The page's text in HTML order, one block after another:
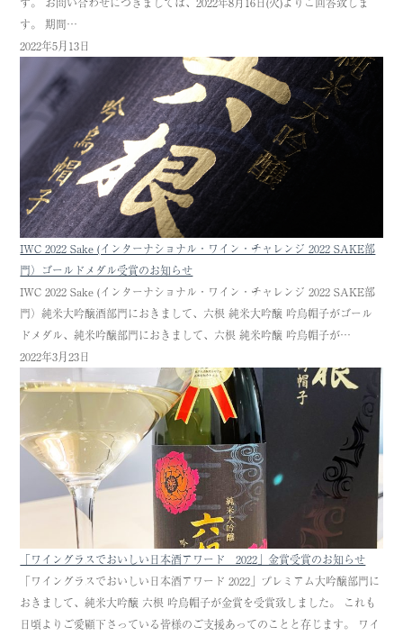
す。 期間…
2022年5月13日
IWC 2022 Sake (インターナショナル・ワイン・チャレンジ 2022 SAKE部
門）ゴールドメダル受賞のお知らせ
IWC 2022 Sake (インターナショナル・ワイン・チャレンジ 2022 SAKE部
門）純米大吟醸酒部門におきまして、六根 純米大吟醸 吟烏帽子がゴール
ドメダル、純米吟醸部門におきまして、六根 純米吟醸 吟烏帽子が…
2022年3月23日
「ワイングラスでおいしい日本酒アワード 2022」金賞受賞のお知らせ
「ワイングラスでおいしい日本酒アワード 2022」プレミアム大吟醸部門に
おきまして、純米大吟醸 六根 吟烏帽子が金賞を受賞致しました。 これも
日頃よりご愛顧下さっている皆様のご支援あってのことと存じます。 ワイ